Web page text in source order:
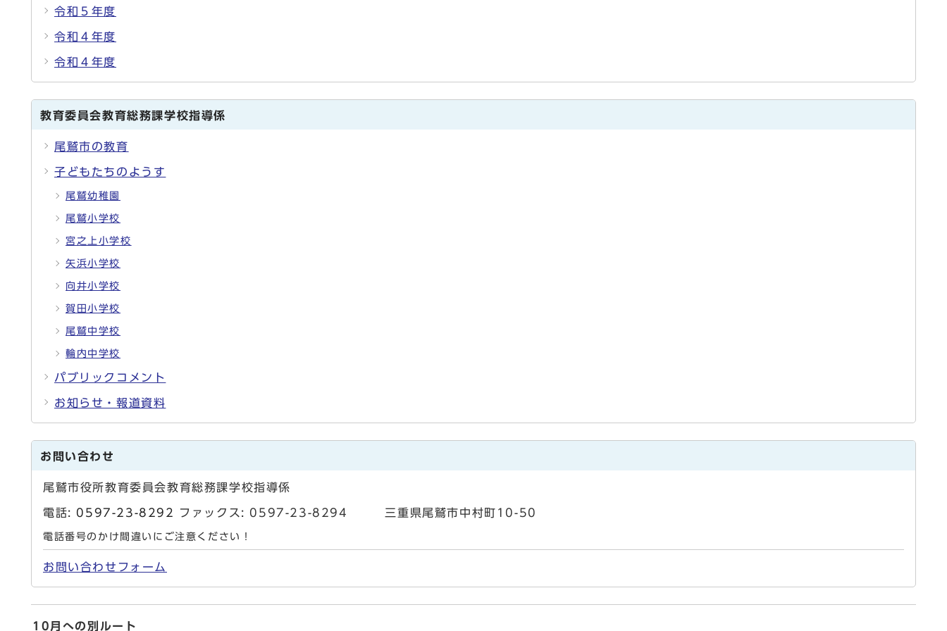
令和５年度
令和４年度
令和４年度
教育委員会教育総務課学校指導係
尾鷲市の教育
子どもたちのようす
尾鷲幼稚園
尾鷲小学校
宮之上小学校
矢浜小学校
向井小学校
賀田小学校
尾鷲中学校
輪内中学校
パブリックコメント
お知らせ・報道資料
お問い合わせ
尾鷲市役所教育委員会教育総務課学校指導係
電話: 0597-23-8292 ファックス: 0597-23-8294 三重県尾鷲市中村町10-50
電話番号のかけ間違いにご注意ください！
お問い合わせフォーム
10月への別ルート